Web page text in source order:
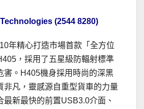
(2544 8280)
年精心打造市場首款「全方位
，採用了五星級防輻射標準
害。H405機身採用時尚的深黑
非凡，靈感源自重型貨車的力量
最新最快的前置USB3.0介面、